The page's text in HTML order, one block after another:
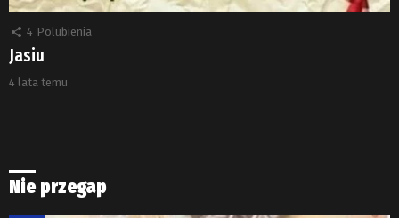
4 Polubienia
Jasiu
4 lata temu
Nie przegap